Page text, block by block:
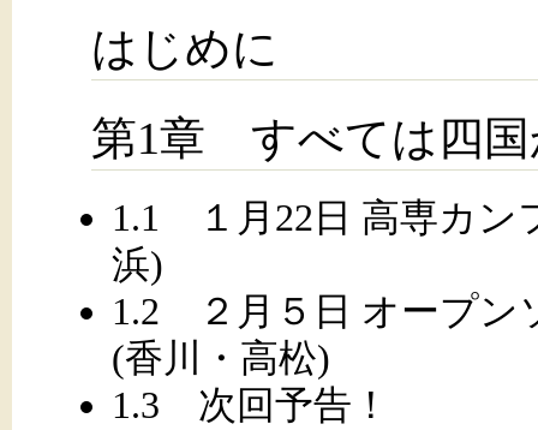
はじめに
第1章 すべては四国
1.1 １月22日 高専カン
浜)
1.2 ２月５日 オープン
(香川・高松)
1.3 次回予告！